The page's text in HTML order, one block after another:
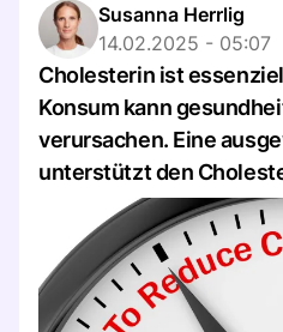
Susanna Herrlig
14.02.2025 - 05:07
Cholesterin ist
Konsum kann
verursachen. Eine
unterstützt den